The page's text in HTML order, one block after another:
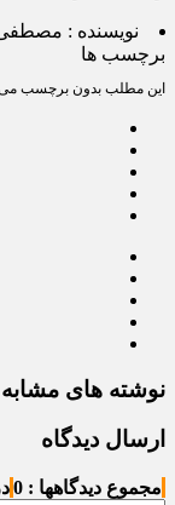
نویسنده :
برچسب ها
این مطلب بدون برچسب می
نوشته های مشابه
ارسال دیدگاه
مجموع دیدگاهها : 0